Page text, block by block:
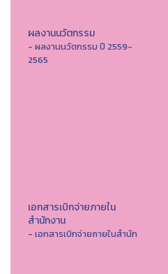
ผลงานนวัตกรรม
- ผลงานนวัตกรรม ปี 2559-
2565
เอกสารเบิกจ่ายภายใน
สำนักงาน
- เอกสารเบิกจ่ายภายในสำนัก